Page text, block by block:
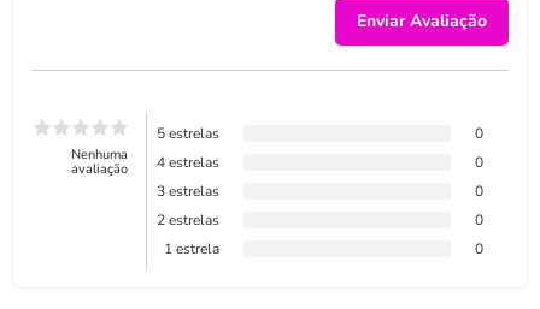
Nenhuma
avaliação
5 estrelas
0
4 estrelas
0
3 estrelas
0
2 estrelas
0
1 estrela
0